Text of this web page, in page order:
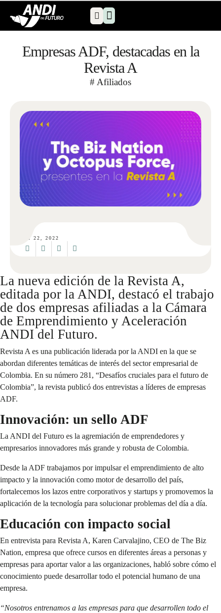
Empresas ADF, destacadas en la
Revista A
# Afiliados
DIC 22, 2022
La nueva edición de la Revista A,
editada por la ANDI, destacó el trabajo
de dos empresas afiliadas a la Cámara
de Emprendimiento y Aceleración
ANDI del Futuro.
Revista A es una publicación liderada por la ANDI en la que se
abordan diferentes temáticas de interés del sector empresarial de
Colombia. En su número 281, “Desafíos cruciales para el futuro de
Colombia”, la revista publicó dos entrevistas a líderes de empresas
ADF.
Innovación: un sello ADF
La ANDI del Futuro es la agremiación de emprendedores y
empresarios innovadores más grande y robusta de Colombia.
Desde la ADF trabajamos por impulsar el emprendimiento de alto
impacto y la innovación como motor de desarrollo del país,
fortalecemos los lazos entre corporativos y startups y promovemos la
aplicación de la tecnología para solucionar problemas del día a día.
Educación con impacto social
En entrevista para Revista A, Karen Carvalajino, CEO de The Biz
Nation, empresa que ofrece cursos en diferentes áreas a personas y
empresas para aportar valor a las organizaciones, habló sobre cómo el
conocimiento puede desarrollar todo el potencial humano de una
empresa.
“Nosotros entrenamos a las empresas para que desarrollen todo el